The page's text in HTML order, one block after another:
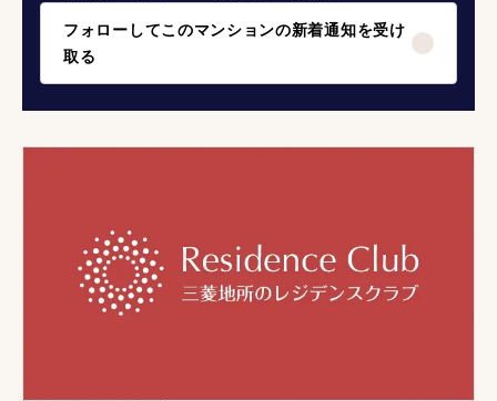
フォローしてこのマンションの新着通知を受け
取る